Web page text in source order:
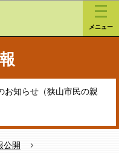
移動
メニュー
お知らせ（狭山市民の親
公開